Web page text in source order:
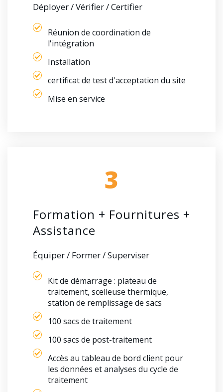
Déployer / Vérifier / Certifier
Réunion de coordination de
l'intégration
Installation
certificat de test d'acceptation du site
Mise en service
3
Formation + Fournitures +
Assistance
Équiper / Former / Superviser
Kit de démarrage : plateau de
traitement, scelleuse thermique,
station de remplissage de sacs
100 sacs de traitement
100 sacs de post-traitement
Accès au tableau de bord client pour
les données et analyses du cycle de
traitement